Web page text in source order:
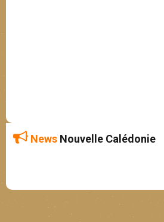
News Nouvelle Calédonie